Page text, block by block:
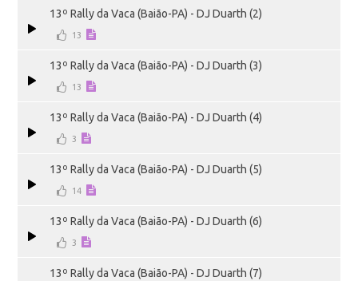
13º Rally da Vaca (Baião-PA) - DJ Duarth (2)
13
13º Rally da Vaca (Baião-PA) - DJ Duarth (3)
13
13º Rally da Vaca (Baião-PA) - DJ Duarth (4)
3
13º Rally da Vaca (Baião-PA) - DJ Duarth (5)
14
13º Rally da Vaca (Baião-PA) - DJ Duarth (6)
3
13º Rally da Vaca (Baião-PA) - DJ Duarth (7)